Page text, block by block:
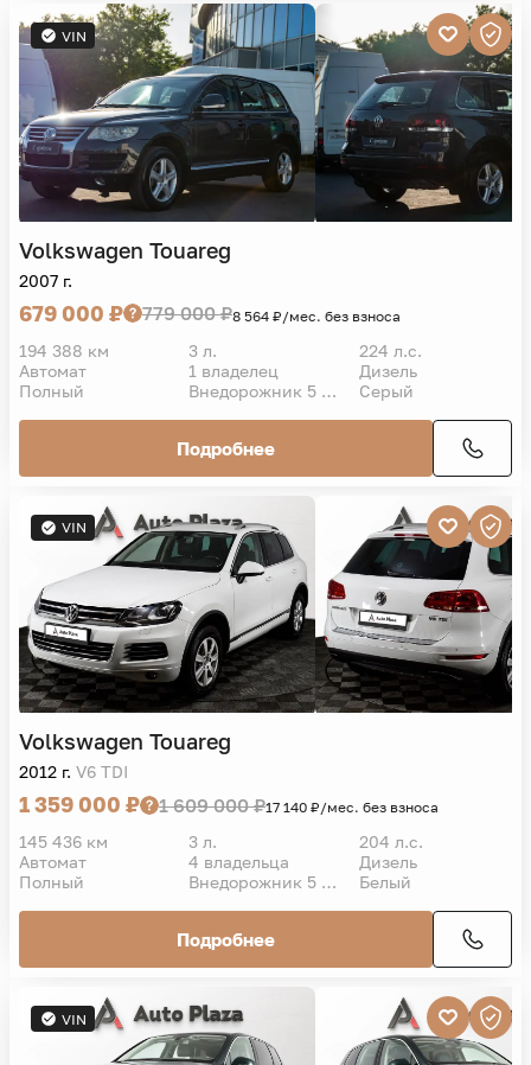
VIN
Volkswagen Touareg
2007 г.
679 000 ₽ 779 000 ₽8 564 ₽/мес. без взноса
194 388 км 3 л.
224 л.с.
Автомат
1 владелец
Дизель
Полный
Внедорожник 5 дв. Серый
Подробнее
VIN
Volkswagen Touareg
2012 г. V6 TDI
1 359 000 ₽ 1 609 000 ₽17 140 ₽/мес. без взноса
145 436 км 3 л.
204 л.с.
Автомат
4 владельца
Дизель
Полный
Внедорожник 5 дв. Белый
Подробнее
VIN